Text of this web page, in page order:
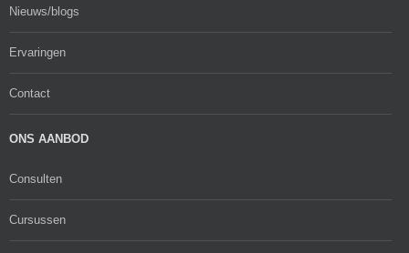
Nieuws/blogs
Ervaringen
Contact
ONS AANBOD
Consulten
Cursussen